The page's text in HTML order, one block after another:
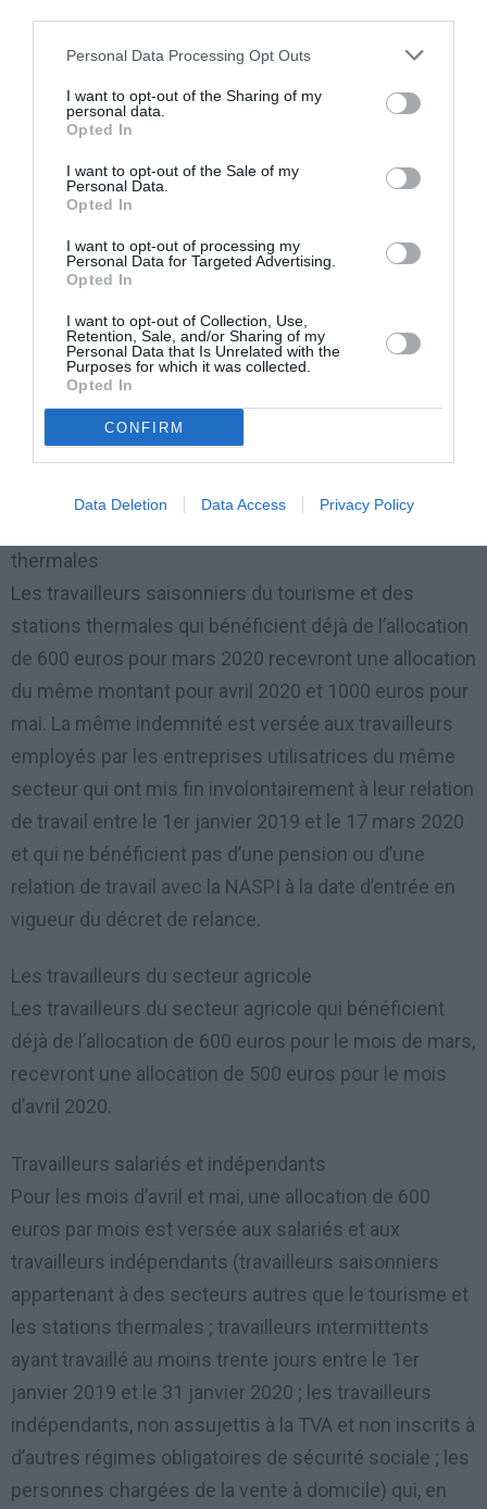
Personal Data Processing Opt Outs
I want to opt-out of the Sharing of my
personal data.
Opted In
I want to opt-out of the Sale of my
Personal Data.
Opted In
I want to opt-out of processing my
Personal Data for Targeted Advertising.
Opted In
I want to opt-out of Collection, Use,
Retention, Sale, and/or Sharing of my
Personal Data that Is Unrelated with the
Purposes for which it was collected.
Opted In
CONFIRM
Data Deletion Data Access Privacy Policy
inscrits à l’INPS (Institut national italien de sécurité
sociale)
Les salariés affiliés à la direction distincte de l’INPS
(Institut italien de sécurité sociale) qui ne sont pas
obligatoires de sécurité sociale, avec des exigences
spécifiques, ont droit à une indemnité pour le mois de
mai 2020 égale à 1 000 euros.
Les travailleurs indépendants qui sont membres de la
direction spéciale de l’assurance générale obligatoire
(AGO) et qui bénéficient déjà de l’allocation de 600
euros pour mars 2020 recevront également une
allocation du même montant pour avril 2020.
thermales
Les travailleurs saisonniers du tourisme et des
stations thermales qui bénéficient déjà de l’allocation
de 600 euros pour mars 2020 recevront une allocation
du même montant pour avril 2020 et 1000 euros pour
mai. La même indemnité est versée aux travailleurs
employés par les entreprises utilisatrices du même
secteur qui ont mis fin involontairement à leur relation
de travail entre le 1er janvier 2019 et le 17 mars 2020
et qui ne bénéficient pas d’une pension ou d’une
relation de travail avec la NASPI à la date d’entrée en
vigueur du décret de relance.
Les travailleurs du secteur agricole
Les travailleurs du secteur agricole qui bénéficient
déjà de l’allocation de 600 euros pour le mois de mars,
recevront une allocation de 500 euros pour le mois
d’avril 2020.
Travailleurs salariés et indépendants
Pour les mois d’avril et mai, une allocation de 600
euros par mois est versée aux salariés et aux
travailleurs indépendants (travailleurs saisonniers
appartenant à des secteurs autres que le tourisme et
les stations thermales ; travailleurs intermittents
ayant travaillé au moins trente jours entre le 1er
janvier 2019 et le 31 janvier 2020 ; les travailleurs
indépendants, non assujettis à la TVA et non inscrits à
d’autres régimes obligatoires de sécurité sociale ; les
personnes chargées de la vente à domicile) qui, en